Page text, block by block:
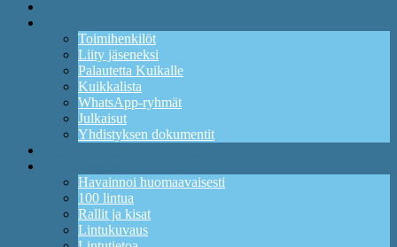
Toimihenkilöt
Liity jäseneksi
Palautetta Kuikalle
Kuikkalista
WhatsApp-ryhmät
Julkaisut
Yhdistyksen dokumentit
Havainnoi huomaavaisesti
100 lintua
Rallit ja kisat
Lintukuvaus